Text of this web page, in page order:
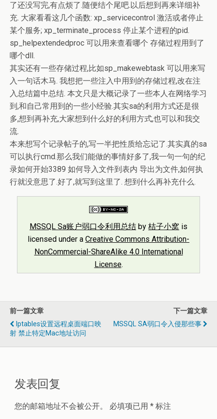
了还没写完,有点烦了.随便结个尾吧.以后想到再来详细补
充. 大家看看这几个函数: xp_servicecontrol 激活或者停止
某个服务; xp_terminate_process 停止某个进程的pid.
sp_helpextendedproc 可以用来查看哪个 存储过程用到了
哪个dll.
其实还有一些存储过程,比如sp_makewebtask 可以用来写
入一句话木马. 我想把一些注入中用到的存储过程,改在注
入总结篇中总结. 本文只是大概记录了一些本人在网络学习
到,和自己常用到的一些小经验.其实sa的利用方式还是很
多,想到再补充,大家想到什么好的利用方式,也可以和我交
流.
本来想写个记录帖子的,写一半把性质给忘记了.其实真的sa
可以执行cmd.那么我们能做的事情好多了,我一句一句的纪
录如何开始3389 如何导入文件到表内 导出为文件,如何执
行就没意思了.好了,就写到这里了. 想到什么再补充什么.
MSSQL Sa账户弱口令利用总结 by 桔子小窝 is
licensed under a Creative Commons Attribution-
NonCommercial-ShareAlike 4.0 International
License.
前一篇文章
Iptables设置远程桌面端口映
射 禁止特定mac地址访问
下一篇文章
MSSQL SA弱口令入侵那些事
发表回复
您的邮箱地址不会被公开。 必填项已用 * 标注